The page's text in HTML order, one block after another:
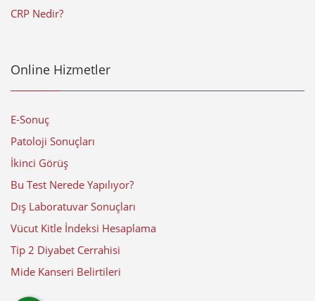
CRP Nedir?
Online Hizmetler
E-Sonuç
Patoloji Sonuçları
İkinci Görüş
Bu Test Nerede Yapılıyor?
Dış Laboratuvar Sonuçları
Vücut Kitle İndeksi Hesaplama
Tip 2 Diyabet Cerrahisi
Mide Kanseri Belirtileri